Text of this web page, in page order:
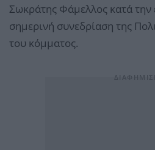
Σωκράτης Φάμελλος κατά την
σημερινή συνεδρίαση της
του κόμματος.